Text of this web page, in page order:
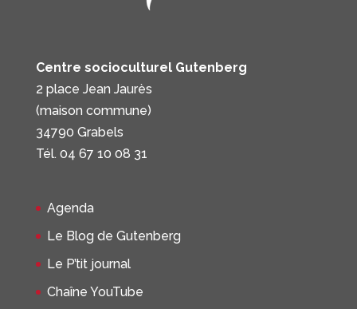
Centre socioculturel Gutenberg
2 place Jean Jaurès
(maison commune)
34790 Grabels
Tél. 04 67 10 08 31
Agenda
Le Blog de Gutenberg
Le P’tit journal
Chaîne YouTube